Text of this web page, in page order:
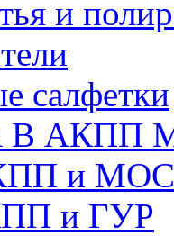
и
салфетки
В АКПП
и
и ГУР